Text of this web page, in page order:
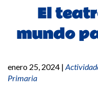
El
mundo
enero 25, 2024 |
Primaria